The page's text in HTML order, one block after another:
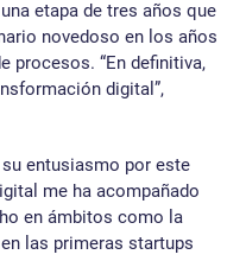
etapa de tres años que
novedoso en los años
procesos. “En definitiva,
digital”,
entusiasmo por este
me ha acompañado
en ámbitos como la
las primeras startups